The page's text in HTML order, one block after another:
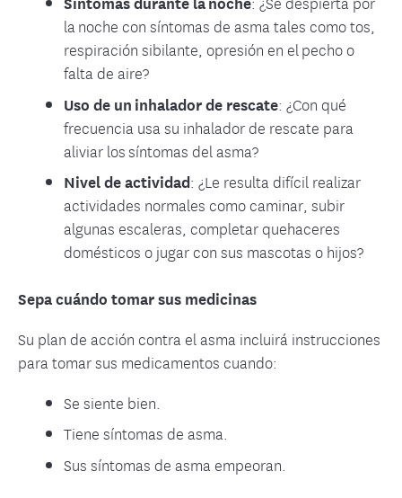
la noche con síntomas de asma tales como tos,
respiración sibilante, opresión en el pecho o
falta de aire?
Uso de un inhalador de rescate: ¿Con qué
frecuencia usa su inhalador de rescate para
aliviar los síntomas del asma?
Nivel de actividad: ¿Le resulta difícil realizar
actividades normales como caminar, subir
algunas escaleras, completar quehaceres
domésticos o jugar con sus mascotas o hijos?
Sepa cuándo tomar sus medicinas
Su plan de acción contra el asma incluirá instrucciones
para tomar sus medicamentos cuando:
Se siente bien.
Tiene síntomas de asma.
Sus síntomas de asma empeoran.